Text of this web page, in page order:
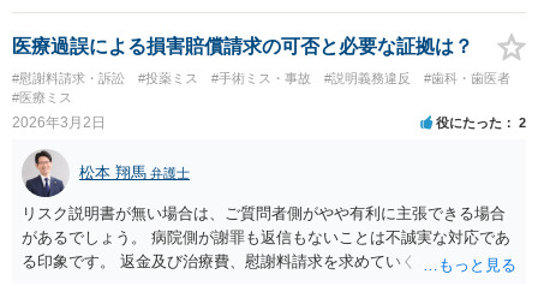
叶わなくなったことについては、慰謝料を主張したいところです。こ
の点、ご相談者様ご夫婦、特に奥様のご年齢は、主張内容に影響を及
ぼす要因となるでしょう。すなわち、加齢による妊孕性の低下や治療
開始時43歳未満という保険適用の制約からすれば、ご年齢が高ければ
（一つの基準としては40歳、43歳でしょうか）、グレード４ＢＡの胚
盤胞を移植することができなかったことについての精神的苦痛の程度
がより大きくなると評価できるからです。 このように見積もられる慰
謝料の金額が病院の譲歩部分よりも少ない、とはなかなかいえないで
しょう。そうすると、金額については増額が見込まれるます。 以上述
べましたが、不妊治療における通院頻度、通院のタイミングの限定性
や診察、侵襲等の身体への負荷等の様々な負担は、相当程度女性側の
方が高いでしょう。奥様が（文面からご相談者様はご主人様と拝察し
医療過誤による損害賠償請求の可否と必要な証拠は？
#慰謝料請求・訴訟 #投薬ミス #手術ミス・事故 #説明義務違反
#歯科・歯医者
#医療ミス
2026年3月2日 役にたった 2
松本 翔馬 弁護士
リスク説明書が無い場合は、ご質問者側がやや有利に主張できる場合
があるでしょう。 病院側が謝罪も返信もないことは不誠実な対応であ
る印象です。 返金及び治療費、慰謝料請求を求めていくことになるか